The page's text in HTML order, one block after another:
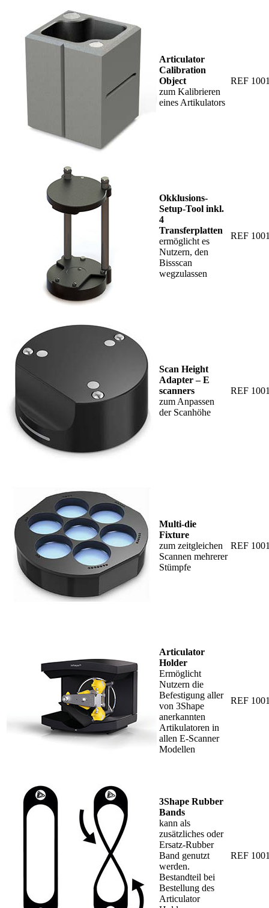
Articulator
Calibration
Object
zum Kalibrieren
eines Artikulators
REF
Okklusions-
Setup-Tool inkl.
4
Transferplatten
ermöglicht es
Nutzern, den
Bissscan
wegzulassen
REF
Scan Height
Adapter – E
scanners
zum Anpassen
der Scanhöhe
REF
Multi-die
Fixture
zum zeitgleichen
Scannen mehrerer
Stümpfe
REF
Articulator
Holder
Ermöglicht
Nutzern die
Befestigung aller
von 3Shape
anerkannten
Artikulatoren in
allen E-Scanner
Modellen
REF
3Shape Rubber
Bands
kann als
zusätzliches oder
Ersatz-Rubber
Band genutzt
werden.
Bestandteil bei
Bestellung des
Articulator
REF